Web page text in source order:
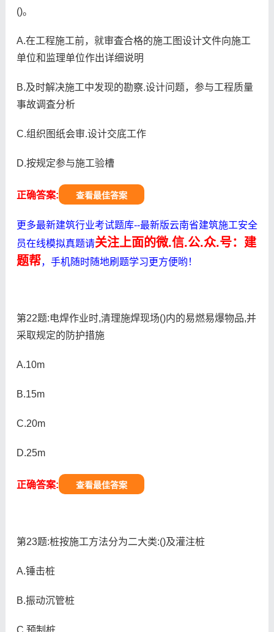
()。
A.在工程施工前，就审査合格的施工图设计文件向施工
单位和监理单位作出详细说明
B.及时解决施工中发现的勘察.设计问题，参与工程质量
事故调査分析
C.组织图纸会审.设计交底工作
D.按规定参与施工验槽
正确答案: 查看最佳答案
更多最新建筑行业考试题库--最新版云南省建筑施工安全
员在线模拟真题请关注上面的微.信.公.众.号：建
题帮，手机随时随地刷题学习更方便哟！
第22题:电焊作业时,清理施焊现场()内的易燃易爆物品,并
采取规定的防护措施
A.10m
B.15m
C.20m
D.25m
正确答案: 查看最佳答案
第23题:桩按施工方法分为二大类:()及灌注桩
A.锤击桩
B.振动沉管桩
C.预制桩